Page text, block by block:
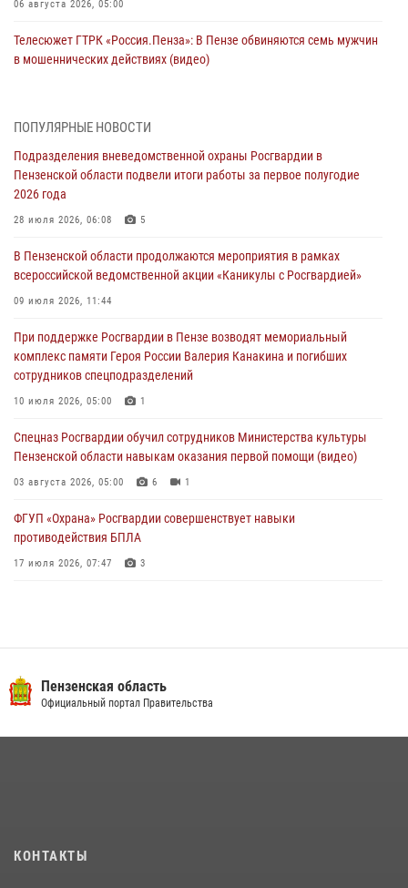
06 августа 2026, 05:00
Телесюжет ГТРК «Россия.Пенза»: В Пензе обвиняются семь мужчин
в мошеннических действиях (видео)
В Заречном росгвардейцы почтили память легендарного генерала
05 августа 2026, 07:00
Сотрудники пензенского ОМОН «Страж» познакомили участников
сборов «Гвардеец» с вооружением и техникой Росгвардии
В Пензе сотрудники Росгвардии оказали помощь
дезориентированному пенсионеру
В Пензе при силовой поддержке Росгвардии пресечена
деятельность ОПГ, маскировавшейся под реабилитационный центр
(видео)
ПОПУЛЯРНЫЕ НОВОСТИ
Подразделения вневедомственной охраны Росгвардии в
Пензенской области подвели итоги работы за первое полугодие
2026 года
28 июля 2026, 06:08 5
В Пензенской области продолжаются мероприятия в рамках
всероссийской ведомственной акции «Каникулы с Росгвардией»
09 июля 2026, 11:44
При поддержке Росгвардии в Пензе возводят мемориальный
комплекс памяти Героя России Валерия Канакина и погибших
сотрудников спецподразделений
10 июля 2026, 05:00 1
Спецназ Росгвардии обучил сотрудников Министерства культуры
Пензенской области навыкам оказания первой помощи (видео)
03 августа 2026, 05:00 6 1
ФГУП «Охрана» Росгвардии совершенствует навыки
противодействия БПЛА
17 июля 2026, 07:47 3
Пензенский спецназ Росгвардии готовит студентов к окружному
этапу «Зарницы 2.0» (видео)
сборов «Гвардеец» с вооружением и техникой Росгвардии
Пензенская область
Официальный портал Правительства
КОНТАКТЫ